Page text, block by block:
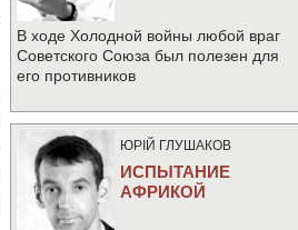
В ходе Холодной войны любой враг
Советского Союза был полезен для
его противников
ЮРIЙ ГЛУШАКОВ
ИСПЫТАНИЕ
АФРИКОЙ